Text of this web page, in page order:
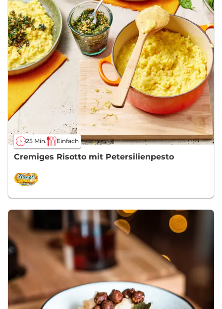
25 Min. Einfach
Cremiges Risotto mit Petersilienpesto